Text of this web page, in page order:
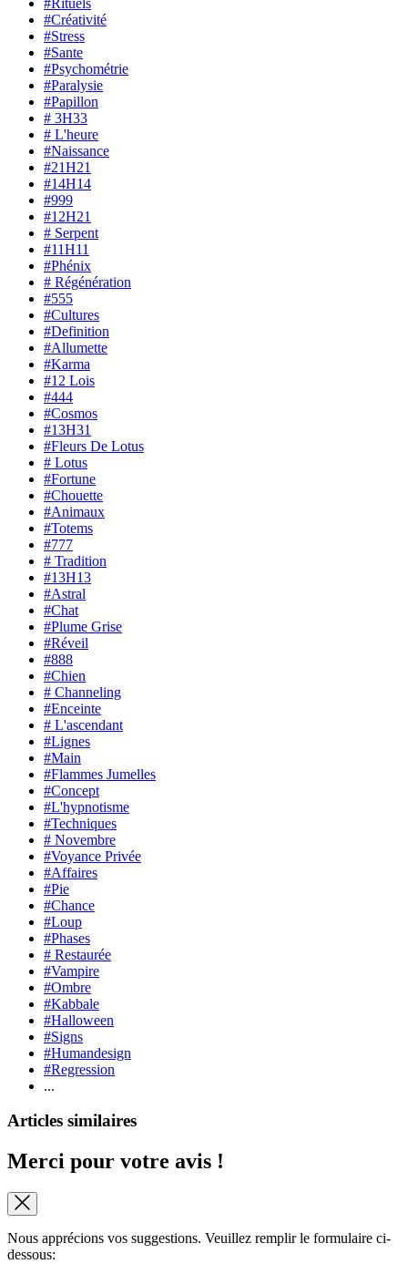
#Créativité
#Stress
#Sante
#Psychométrie
#Paralysie
#Papillon
# 3H33
# L'heure
#Naissance
#21H21
#14H14
#999
#12H21
# Serpent
#11H11
#Phénix
# Régénération
#555
#Cultures
#Definition
#Allumette
#Karma
#12 Lois
#444
#Cosmos
#13H31
#Fleurs De Lotus
# Lotus
#Fortune
#Chouette
#Animaux
#Totems
#777
# Tradition
#13H13
#Astral
#Chat
#Plume Grise
#Réveil
#888
#Chien
# Channeling
#Enceinte
# L'ascendant
#Lignes
#Main
#Flammes Jumelles
#Concept
#L'hypnotisme
#Techniques
# Novembre
#Voyance Privée
#Affaires
#Pie
#Chance
#Loup
#Phases
# Restaurée
#Vampire
#Ombre
#Kabbale
#Halloween
#Signs
#Humandesign
#Regression
...
Articles similaires
Merci pour votre avis !
Nous apprécions vos suggestions. Veuillez remplir le formulaire ci-
dessous: